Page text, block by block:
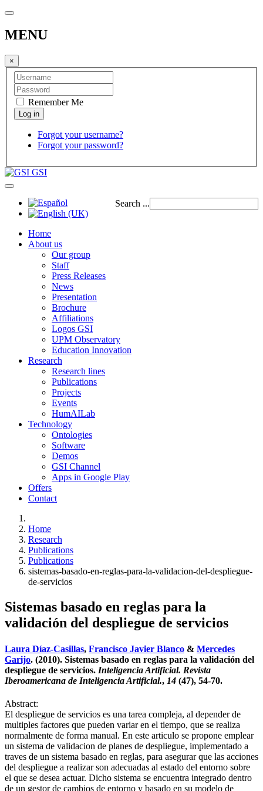
MENU
×
Remember Me
Forgot your username?
Forgot your password?
GSI
Search ...
Home
About us
Our group
Staff
Press Releases
News
Presentation
Brochure
Affiliations
Logos GSI
UPM Observatory
Education Innovation
Research
Research lines
Publications
Projects
Events
HumAILab
Technology
Ontologies
Software
Demos
GSI Channel
Apps in Google Play
Offers
Contact
Home
Research
Publications
Publications
sistemas-basado-en-reglas-para-la-validacion-del-despliegue-
de-servicios
Sistemas basado en reglas para la
validación del despliegue de servicios
Laura Díaz-Casillas, Francisco Javier Blanco & Mercedes
Garijo. (2010). Sistemas basado en reglas para la validación del
despliegue de servicios. Inteligencia Artificial. Revista
Iberoamericana de Inteligencia Artificial., 14 (47), 54-70.
Abstract:
El despliegue de servicios es una tarea compleja, al depender de
multiples factores que pueden variar en el tiempo, que se realiza
normalmente de forma manual. En este articulo se propone emplear
un sistema de validacion de planes de despliegue, implementado a
traves de un sistema basado en reglas, para asegurar que las acciones
del despliegue a realizar son adecuadas al estado del entorno sobre
el que se desea actuar. Dicho sistema se encuentra integrado dentro
de un gestor de cambios de entorno y basado en su modelo de